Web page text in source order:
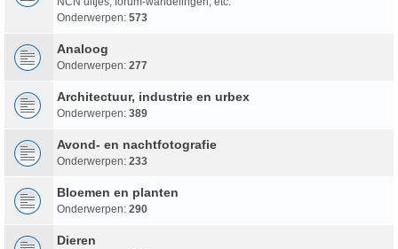
Onderwerpen: 573
Analoog
Onderwerpen: 277
Architectuur, industrie en urbex
Onderwerpen: 389
Avond- en nachtfotografie
Onderwerpen: 233
Bloemen en planten
Onderwerpen: 290
Dieren